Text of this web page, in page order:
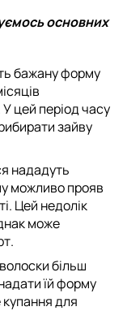
основних
бажану форму
цей період часу
зайву
нададуть
можливо прояв
Цей недолік
може
більш
їй форму
для